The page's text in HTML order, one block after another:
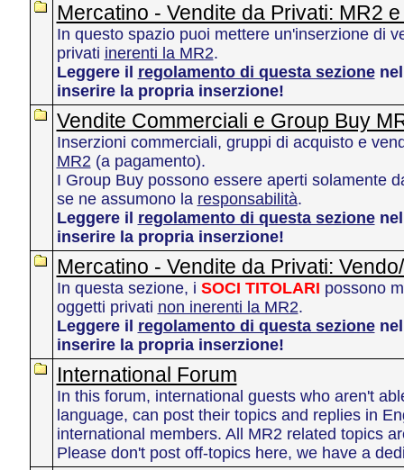
Mercatino - Vendite da Privati: MR2
In questo spazio puoi mettere un'inserzione di
privati inerenti la MR2.
Leggere il regolamento di questa sezionenel
inserire la propria inserzione!
Vendite Commerciali e Group Buy
Inserzioni commerciali, gruppi di acquisto e
MR2(a pagamento).
I Group Buy possono essere aperti solamente
se ne assumono la responsabilità.
Leggere il regolamento di questa sezionenel
inserire la propria inserzione!
Mercatino - Vendite da Privati:
In questa sezione, i SOCI TITOLARI possono
oggetti privati non inerenti la MR2.
Leggere il regolamento di questa sezionenel
inserire la propria inserzione!
International Forum
In this forum, international guests who aren't
language, can post their topics and replies in
international members. All MR2 related topics
Please don't post off-topics here, we have a